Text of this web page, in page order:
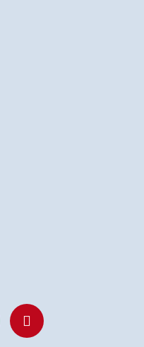
P
i
n